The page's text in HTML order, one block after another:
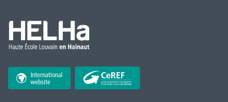
International
website